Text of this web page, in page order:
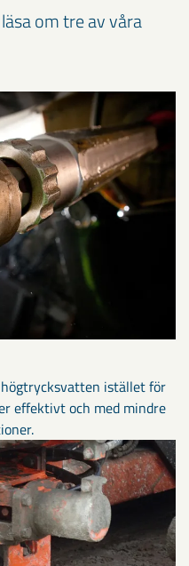
om tre av våra
istället för
effektivt och med mindre